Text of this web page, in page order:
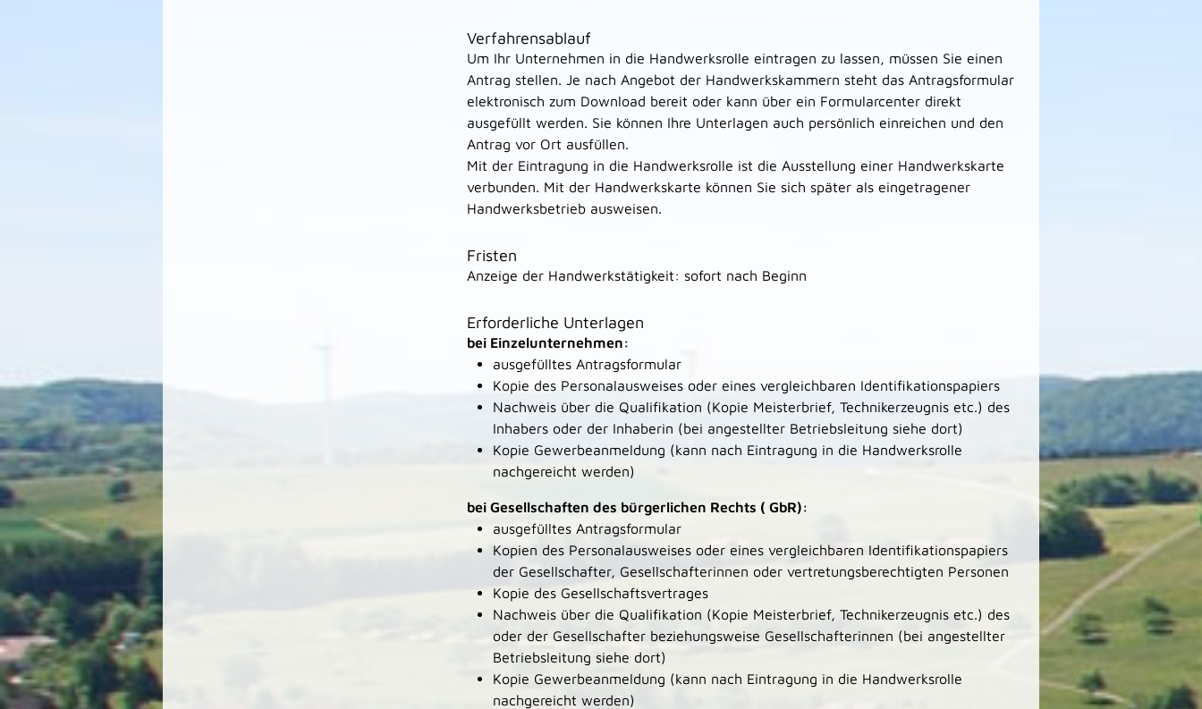
Verfahrensablauf
Um Ihr Unternehmen in die Handwerksrolle eintragen zu lassen, müssen Sie einen
Antrag stellen. Je nach Angebot der Handwerkskammern steht das Antragsformular
elektronisch zum Download bereit oder kann über ein Formularcenter direkt
ausgefüllt werden. Sie können Ihre Unterlagen auch persönlich einreichen und den
Antrag vor Ort ausfüllen.
Mit der Eintragung in die Handwerksrolle ist die Ausstellung einer Handwerkskarte
verbunden. Mit der Handwerkskarte können Sie sich später als eingetragener
Handwerksbetrieb ausweisen.
Fristen
Anzeige der Handwerkstätigkeit: sofort nach Beginn
Erforderliche Unterlagen
bei Einzelunternehmen:
ausgefülltes Antragsformular
Kopie des Personalausweises oder eines vergleichbaren Identifikationspapiers
Nachweis über die Qualifikation (Kopie Meisterbrief, Technikerzeugnis etc.) des
Inhabers oder der Inhaberin (bei angestellter Betriebsleitung siehe dort)
Kopie Gewerbeanmeldung (kann nach Eintragung in die Handwerksrolle
nachgereicht werden)
bei Gesellschaften des bürgerlichen Rechts ( GbR):
ausgefülltes Antragsformular
Kopien des Personalausweises oder eines vergleichbaren Identifikationspapiers
der Gesellschafter, Gesellschafterinnen oder vertretungsberechtigten Personen
Kopie des Gesellschaftsvertrages
Nachweis über die Qualifikation (Kopie Meisterbrief, Technikerzeugnis etc.) des
oder der Gesellschafter beziehungsweise Gesellschafterinnen (bei angestellter
Betriebsleitung siehe dort)
Kopie Gewerbeanmeldung (kann nach Eintragung in die Handwerksrolle
nachgereicht werden)